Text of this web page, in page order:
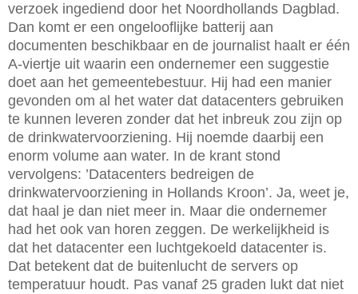
verzoek ingediend door het Noordhollands Dagblad.
Dan komt er een ongelooflijke batterij aan
documenten beschikbaar en de journalist haalt er één
A-viertje uit waarin een ondernemer een suggestie
doet aan het gemeentebestuur. Hij had een manier
gevonden om al het water dat datacenters gebruiken
te kunnen leveren zonder dat het inbreuk zou zijn op
de drinkwatervoorziening. Hij noemde daarbij een
enorm volume aan water. In de krant stond
vervolgens: ’Datacenters bedreigen de
drinkwatervoorziening in Hollands Kroon’. Ja, weet je,
dat haal je dan niet meer in. Maar die ondernemer
had het ook van horen zeggen. De werkelijkheid is
dat het datacenter een luchtgekoeld datacenter is.
Dat betekent dat de buitenlucht de servers op
temperatuur houdt. Pas vanaf 25 graden lukt dat niet